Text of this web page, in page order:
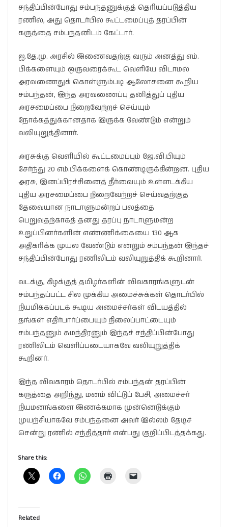
சந்திப்பின்போது சம்பந்தனுக்குத் தெரியப்படுத்திய
ரணில், அது தொடர்பில் கூட்டமைப்புத் தரப்பின்
கருத்தை சம்பந்தனிடம் கேட்டார்.
ஐ.தே.மு. அரசில் இணைவதற்கு வரும் அனத்து எம்.
பிக்களையும் ஒருவரைக்கூட வெளியே விடாமல்
அரவணைதுக் கொள்ளும்படி ஆலோசனை கூறிய
சம்பந்தன், இந்த அரவணைப்பு தனித்துப் புதிய
அரசமைப்பை நிறைவேற்றச் செய்யும்
நோக்கத்துக்கானதாக இருக்க வேண்டும் என்றும்
வலியுறுத்தினார்.
அரசுக்கு வெளியில் கூட்டமைப்பும் ஜே.வி.பியும்
சேர்ந்து 20 எம்.பிக்களைக் கொண்டிருக்கின்றன. புதிய
அரசு, இனப்பிரச்சினைத் தீர்வையும் உள்ளடக்கிய
புதிய அரசமைப்பை நிறைவேற்றச் செய்வதற்குத்
தேவையான நாடாளுமன்றப் பலத்தை
பெறுவதற்காகத் தனது தரப்பு நாடாளுமன்ற
உறுப்பினர்களின் எண்ணிக்கையை 130 ஆக
அதிகரிக்க முயல வேண்டும் என்றும் சம்பந்தன் இந்தச்
சந்திப்பின்போது ரணிலிடம் வலியுறுத்திக் கூறினார்.
வடக்கு, கிழக்குத் தமிழர்களின் விவகாரங்களுடன்
சம்பந்தப்பட்ட சில முக்கிய அமைச்சுக்கள் தொடர்பில்
நியமிக்கப்படக் கூடிய அமைச்சர்கள் விடயத்தில்
தங்கள் எதிர்பார்ப்பையும் நிலைப்பாட்டையும்
சம்பந்தனும் சுமந்திரனும் இந்தச் சந்திப்பின்போது
ரணிலிடம் வெளிப்படையாகவே வலியுறுத்திக்
கூறினர்.
இந்த விவகாரம் தொடர்பில் சம்பந்தன் தரப்பின்
கருத்தை அறிந்து, மனம் விட்டுப் பேசி, அமைச்சர்
நியமனங்களை இணக்கமாக முன்னெடுக்கும்
முயற்சியாகவே சம்பந்தனை அவர் இல்லம் தேடிச்
சென்று ரணில் சந்தித்தார் என்பது குறிப்பிடத்தக்கது.
Share this:
Related